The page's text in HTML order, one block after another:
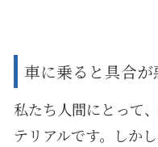
車に乗ると具合
私たち人間にとって
テリアルです。しか